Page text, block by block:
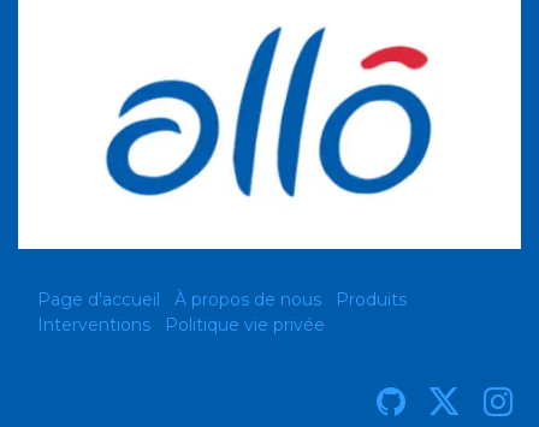
Page d'accueil À propos de nous
Produits
Interventions
Politique vie privée